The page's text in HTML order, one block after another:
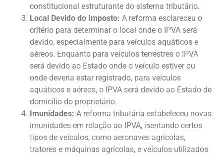
constitucional estruturante do sistema tributário.
Local Devido do Imposto: A reforma esclareceu o
critério para determinar o local onde o IPVA será
devido, especialmente para veículos aquáticos e
aéreos. Enquanto para veículos terrestres o IPVA
será devido ao Estado onde o veículo estiver ou
onde deveria estar registrado, para veículos
aquáticos e aéreos, o IPVA será devido ao Estado de
domicílio do proprietário.
Imunidades: A reforma tributária estabeleceu novas
imunidades em relação ao IPVA, isentando certos
tipos de veículos, como aeronaves agrícolas,
tratores e máquinas agrícolas, e veículos utilizados